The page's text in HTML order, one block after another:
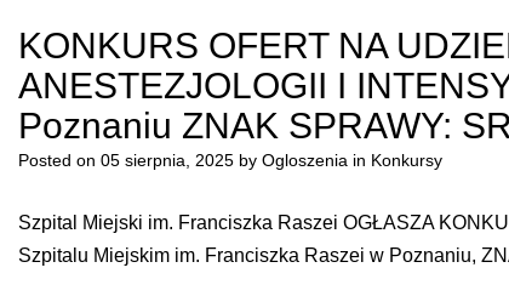
KONKURS OFERT NA
ANESTEZJOLOGII I
Poznaniu ZNAK SPRAWY:
Posted on 05 sierpnia, 2025 by Ogloszenia in Konkursy
Szpital Miejski im. Franciszka Raszei OGŁASZA
Szpitalu Miejskim im. Franciszka Raszei w Poznaniu,